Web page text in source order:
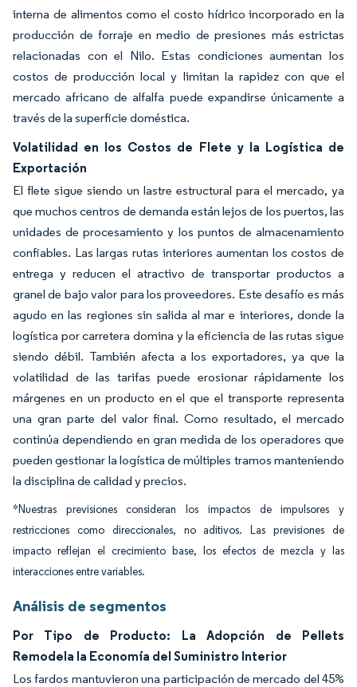
interna de alimentos como el costo hídrico incorporado en la
producción de forraje en medio de presiones más estrictas
relacionadas con el Nilo. Estas condiciones aumentan los
costos de producción local y limitan la rapidez con que el
mercado africano de alfalfa puede expandirse únicamente a
través de la superficie doméstica.
Volatilidad en los Costos de Flete y la Logística de
Exportación
El flete sigue siendo un lastre estructural para el mercado, ya
que muchos centros de demanda están lejos de los puertos, las
unidades de procesamiento y los puntos de almacenamiento
confiables. Las largas rutas interiores aumentan los costos de
entrega y reducen el atractivo de transportar productos a
granel de bajo valor para los proveedores. Este desafío es más
agudo en las regiones sin salida al mar e interiores, donde la
logística por carretera domina y la eficiencia de las rutas sigue
siendo débil. También afecta a los exportadores, ya que la
volatilidad de las tarifas puede erosionar rápidamente los
márgenes en un producto en el que el transporte representa
una gran parte del valor final. Como resultado, el mercado
continúa dependiendo en gran medida de los operadores que
pueden gestionar la logística de múltiples tramos manteniendo
la disciplina de calidad y precios.
*Nuestras previsiones consideran los impactos de impulsores y
restricciones como direccionales, no aditivos. Las previsiones de
impacto reflejan el crecimiento base, los efectos de mezcla y las
interacciones entre variables.
Análisis de segmentos
Por Tipo de Producto: La Adopción de Pellets
Remodela la Economía del Suministro Interior
Los fardos mantuvieron una participación de mercado del 45%